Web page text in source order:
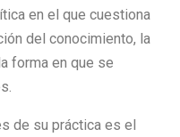
en el que cuestiona
del conocimiento, la
forma en que se
de su práctica es el